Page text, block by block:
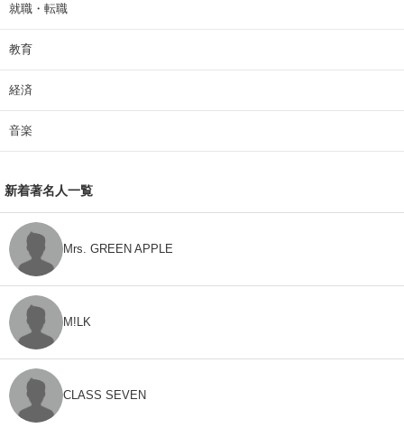
就職・転職
教育
経済
音楽
新着著名人一覧
Mrs. GREEN APPLE
M!LK
CLASS SEVEN